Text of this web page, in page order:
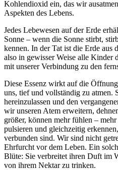
Kohlendioxid ein, das wir
Aspekten des Lebens.
Jedes Lebewesen auf der Erde
Sonne – wenn die Sonne stirbt,
kennen. In der Tat ist die Erde aus
also in gewisser Weise alle Kinder
mit unserer Verbindung zu den
Diese Essenz wirkt auf die
uns, tief und vollständig zu atmen.
hereinzulassen und den
wir unseren Atem erweitern,
größer, können mehr fühlen –
pulsieren und gleichzeitig
verbunden sind. Wir sind nicht
Ehrfurcht vor dem Leben. Ein
Blüte: Sie verbreitet ihren Duft im
von ihrem Nektar zu trinken.